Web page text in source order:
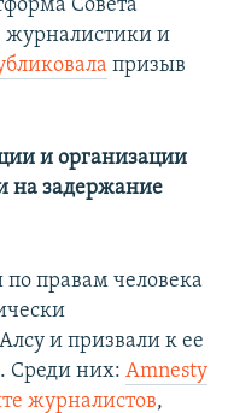
Совета
журналистики и
призыв
и организации
на задержание
правам человека
и призвали к ее
Среди них: Amnesty
журналистов,